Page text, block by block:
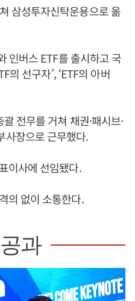
삼성투자신탁운용으로 옮
인버스 ETF를 출시하고 국
의 선구자’, ‘ETF의 아버
전무를 거쳐 채권·패시브·
사장으로 근무했다.
이사에 선임됐다.
의 없이 소통한다.
과